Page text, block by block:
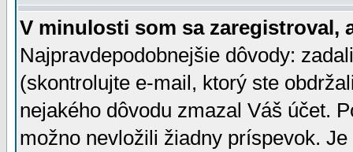
V minulosti som sa zaregistroval,
Najpravdepodobnejšie dôvody:
(skontrolujte e-mail, ktorý ste
nejakého dôvodu zmazal Váš účet.
možno nevložili žiadny príspevok.